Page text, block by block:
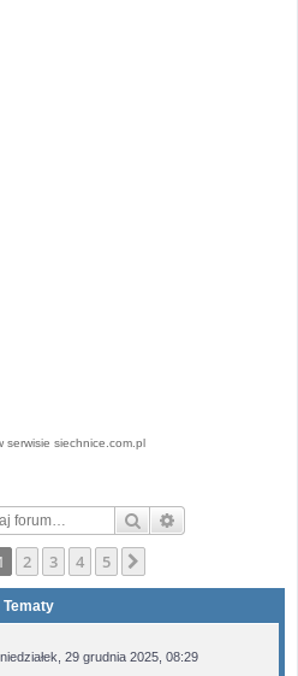
serwisie siechnice.com.pl
Szukaj
2 3 4 5
Tematy
29 grudnia 2025, 08:29